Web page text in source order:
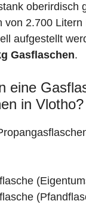
oberirdisch
von 2.700 Litern
aufgestellt
Gasflaschen.
eine
in Vlotho?